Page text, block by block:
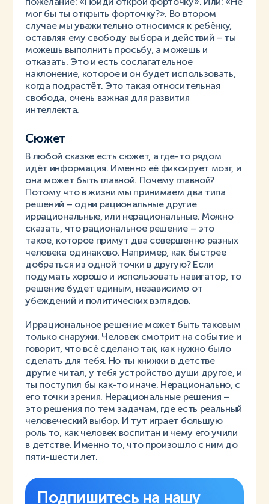
мог бы ты открыть форточку?». Во втором
случае мы уважительно относимся к ребёнку,
оставляя ему свободу выбора и действий – ты
можешь выполнить просьбу, а можешь и
отказать. Это и есть сослагательное
наклонение, которое и он будет использовать,
когда подрастёт. Это такая относительная
свобода, очень важная для развития
интеллекта.
Сюжет
В любой сказке есть сюжет, а где-то рядом
идёт информация. Именно её фиксирует мозг, и
она может быть главной. Почему главной?
Потому что в жизни мы принимаем два типа
решений – одни рациональные другие
иррациональные, или нерациональные. Можно
сказать, что рациональное решение – это
такое, которое примут два совершенно разных
человека одинаково. Например, как быстрее
добраться из одной точки в другую? Если
подумать хорошо и использовать навигатор, то
решение будет единым, независимо от
убеждений и политических взглядов.
Иррациональное решение может быть таковым
только снаружи. Человек смотрит на событие и
говорит, что всё сделано так, как нужно было
сделать для тебя. Но ты книжки в детстве
другие читал, у тебя устройство души другое, и
ты поступил бы как-то иначе. Нерационально, с
его точки зрения. Нерациональные решения –
это решения по тем задачам, где есть реальный
человеческий выбор. И тут играет большую
роль то, как человек воспитан и чему его учили
в детстве. Именно то, что произошло с ним до
пяти-шести лет.
Подпишитесь на нашу